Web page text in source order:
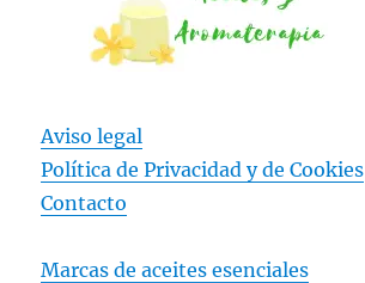
Aviso legal
Política de Privacidad yde Cookies
Contacto
Marcas de aceites esenciales